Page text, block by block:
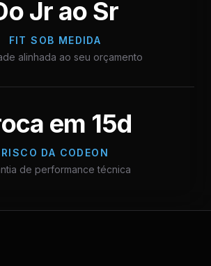
Jr ao Sr
FIT SOB MEDIDA
alinhada ao seu orçamento
em 15d
RISCO DA CODEON
de performance técnica